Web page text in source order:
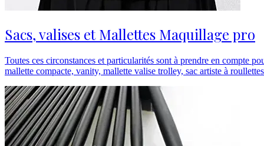
Sacs, valises et Mallettes Maquillage pro
Toutes ces circonstances et particularités sont à prendre en compte
mallette compacte, vanity, mallette valise trolley, sac artiste à